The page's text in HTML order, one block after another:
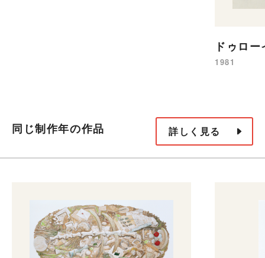
ドゥロ
1981
同じ制作年の作品 詳しく見る